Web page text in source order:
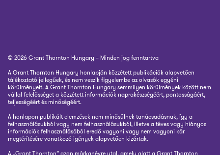
© 2026 Grant Thornton Hungary – Minden jog fenntartva
A Grant Thornton Hungary honlapján közzétett publikációk alapvetően
tájékoztató jellegűek, és nem veszik figyelembe az olvasók egyéni
körülményeit. A Grant Thornton Hungary semmilyen körülmények között nem
vállal felelősséget a közzétett információk naprakészségéért, pontosságáért,
teljességéért és minőségéért.
A honlapon publikált elemzések nem minősülnek tanácsadásnak, így a
felhasználásukból vagy nem felhasználásukból, illetve a téves vagy hiányos
információk felhasználásából eredő vagyoni vagy nem vagyoni kár
megtérítésére vonatkozó igények alapvetően kizártak.
A „Grant Thornton” azon márkanévre utal, amely alatt a Grant Thornton